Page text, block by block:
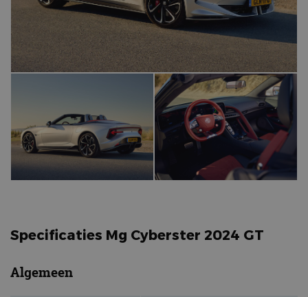
Specificaties Mg Cyberster 2024 GT
Algemeen